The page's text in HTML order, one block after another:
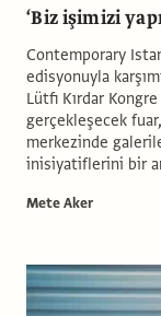
‘Biz işimizi
Contemporary
edisyonuyla
Lütfi Kırdar Kongre
gerçekleşecek
merkezinde
inisiyatiflerini bir
Mete Aker